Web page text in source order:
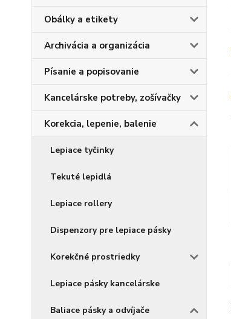
Obálky a etikety
Archivácia a organizácia
Písanie a popisovanie
Kancelárske potreby, zošívačky
Korekcia, lepenie, balenie
Lepiace tyčinky
Tekuté lepidlá
Lepiace rollery
Dispenzory pre lepiace pásky
Korekčné prostriedky
Lepiace pásky kancelárske
Baliace pásky a odvíjače